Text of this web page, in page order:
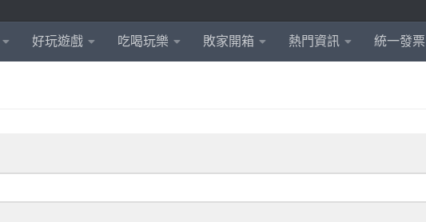
好玩遊戲 吃喝玩樂 敗家開箱 熱門資訊 統一發票